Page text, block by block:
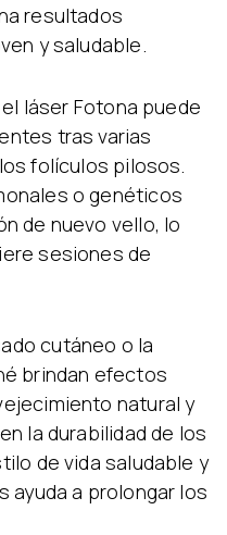
resultados
y saludable.
láser Fotona puede
tras varias
folículos pilosos.
o genéticos
de nuevo vello, lo
sesiones de
cutáneo o la
brindan efectos
natural y
la durabilidad de los
de vida saludable y
ayuda a prolongar los